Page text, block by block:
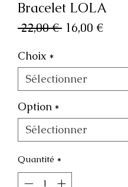
Bracelet LOLA
22,00 € Prix
16,00 €Prix
Choix *
Option *
Quantité *